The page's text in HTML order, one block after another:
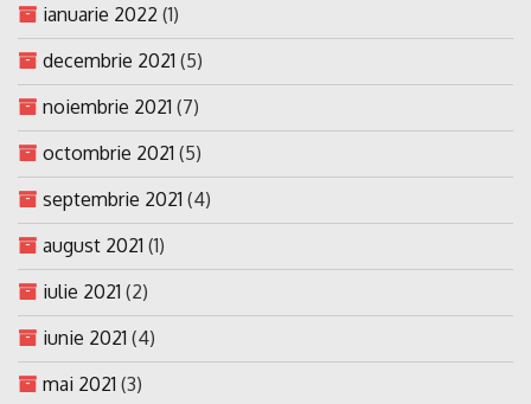
ianuarie 2022 (1)
decembrie 2021 (5)
noiembrie 2021 (7)
octombrie 2021 (5)
septembrie 2021 (4)
august 2021 (1)
iulie 2021 (2)
iunie 2021 (4)
mai 2021 (3)